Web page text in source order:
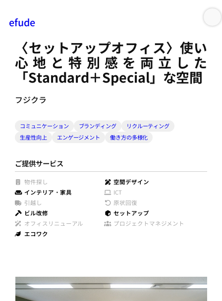
内
efude
〈セットアップオフィス〉使い
心地と特別感を両立した
「Standard＋Special」な空間
フジクラ
コミュニケーション ブランディング
リクルーティング
生産性向上
エンゲージメント 働き方の多様化
ご提供サービス
物件探し
空間デザイン
インテリア・家具
ICT
引越し
原状回復
ビル改修
セットアップ
オフィスリニューアル
プロジェクトマネジメント
エコワク